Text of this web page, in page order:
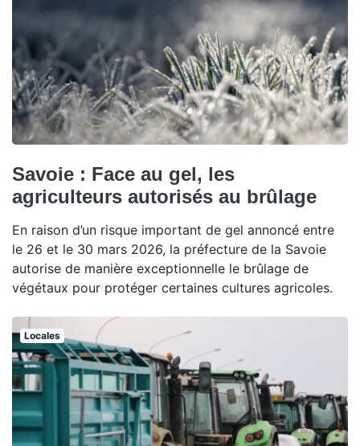
Savoie : Face au gel, les
agriculteurs autorisés au brûlage
En raison d’un risque important de gel annoncé entre
le 26 et le 30 mars 2026, la préfecture de la Savoie
autorise de manière exceptionnelle le brûlage de
végétaux pour protéger certaines cultures agricoles.
Locales